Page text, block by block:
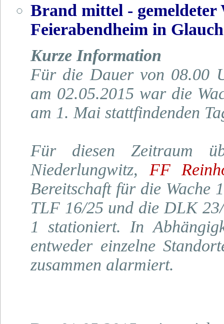
Brand mittel - gemeldeter
Feierabendheim in
Kurze Information
Für die Dauer von 08.00
am 02.05.2015 war die
am 1. Mai stattfindenden
Für diesen Zeitraum
Niederlungwitz, FF
Bereitschaft für die Wache
TLF 16/25 und die DLK
1 stationiert. In
entweder einzelne
zusammen alarmiert.